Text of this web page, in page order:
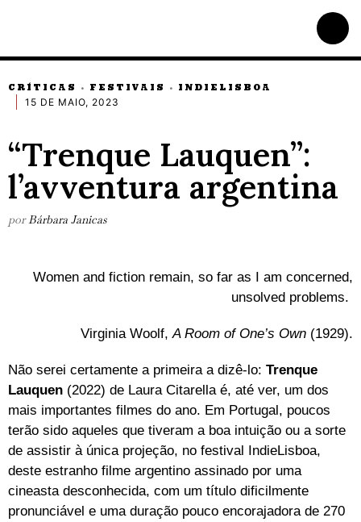
CRÍTICAS · FESTIVAIS · INDIELISBOA
15 DE MAIO, 2023
“Trenque Lauquen”:
l’avventura argentina
porBárbara Janicas
Women and fiction remain, so far as I am concerned,
unsolved problems.
Virginia Woolf,A Room of One’s Own (1929).
Não serei certamente a primeira a dizê-lo: Trenque
Lauquen (2022) de Laura Citarella é, até ver, um dos
mais importantes filmes do ano. Em Portugal, poucos
terão sido aqueles que tiveram a boa intuição ou a sorte
de assistir à única projeção, no festival IndieLisboa,
deste estranho filme argentino assinado por uma
cineasta desconhecida, com um título dificilmente
pronunciável e uma duração pouco encorajadora de 270